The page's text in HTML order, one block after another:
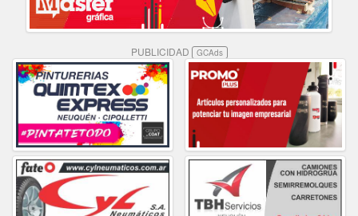
PUBLICIDAD GCAds